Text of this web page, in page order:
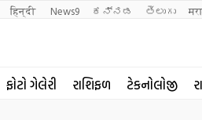
हिन्दी News9 ಕನ್ನಡ తెలుగు
ફોટો ગેલેરી રાશિફળ ટેકનોલોજી